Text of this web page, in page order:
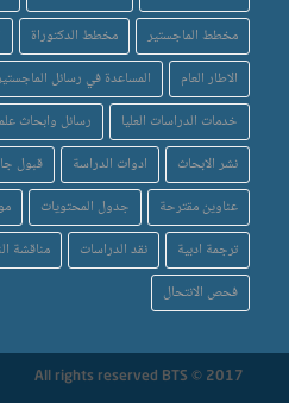
مخطط الماجستير
مخطط الدكتوراة
الاطار العام
المساعدة في رسائل
خدمات الدراسات العليا
رسائل وابحاث
نشر الابحاث
ادوات الدراسة قبول
عناوين مقترحة
جدول المحتويات
ترجمة ادبية
نقد الدراسات مناقشة
فحص الانتحال
All rights reserved BTS © 2017